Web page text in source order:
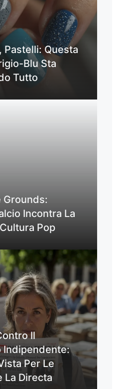
Pastelli: Questa
Blu Sta
Tutto
Grounds:
Incontra La
Pop
Il
Indipendente:
Per Le
La Directa